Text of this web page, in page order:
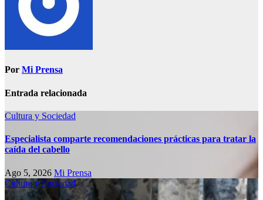
Por Mi Prensa
Entrada relacionada
Cultura y Sociedad
Especialista comparte recomendaciones prácticas para tratar la
caída del cabello
Ago 5, 2026 Mi Prensa
Cultura y Sociedad